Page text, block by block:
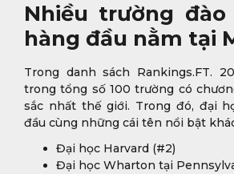
Nhiều trường
hàng đầu nằm tại
Trong danh sách Rankings.FT.
trong tổng số 100 trường có
sắc nhất thế giới. Trong đó, đại
đầu cùng những cái tên nổi bật
Đại học Harvard (#2)
Đại học Wharton tại